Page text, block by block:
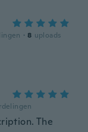
· 8 uploads
The